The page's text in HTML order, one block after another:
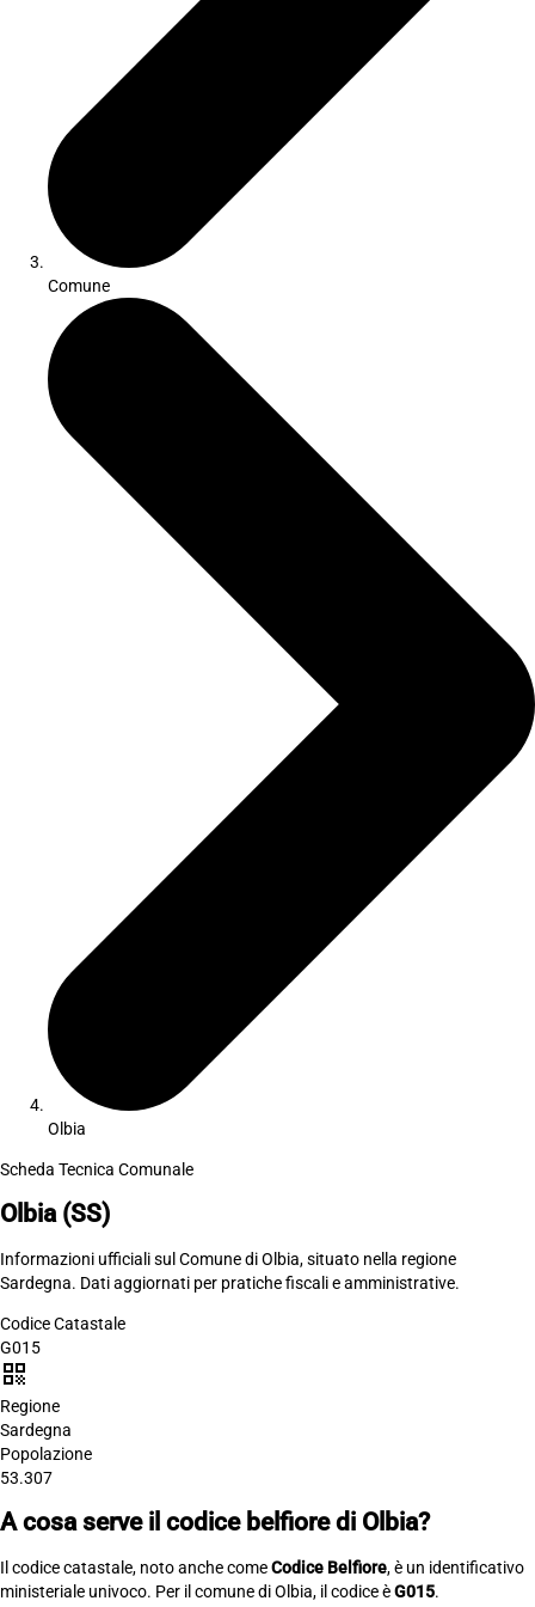
Comune
Olbia
Scheda Tecnica Comunale
Olbia (SS)
Informazioni ufficiali sul Comune di Olbia, situato nella regione
Sardegna. Dati aggiornati per pratiche fiscali e amministrative.
Codice Catastale
G015
qr_code
Regione
Sardegna
Popolazione
53.307
A cosa serve il codice belfiore di Olbia?
Il codice catastale, noto anche comeCodice Belfiore, è un identificativo
ministeriale univoco. Per il comune di Olbia, il codice èG015.